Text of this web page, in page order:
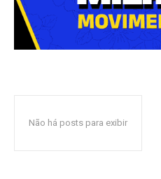
Não há posts para exibir